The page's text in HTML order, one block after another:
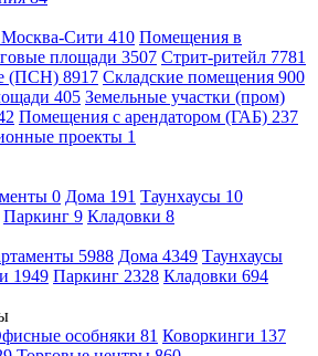
Сити 410 Помещения в
площади 3507 Стрит-ритейл 7781
(ПСН) 8917 Складские помещения 900
405 Земельные участки (пром)
Помещения с арендатором (ГАБ) 237
проекты 1
0 Дома 191 Таунхаусы 10
Паркинг 9 Кладовки 8
5988 Дома 4349 Таунхаусы
1949 Паркинг 2328 Кладовки 694
особняки 81 Коворкинги 137